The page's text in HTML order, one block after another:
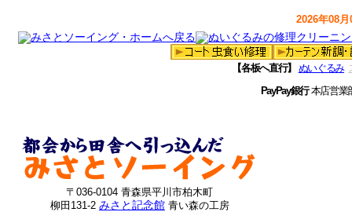
2026年08
【各板へ直行】 ぬいぐるみ
PayPay銀行本店営
〒036-0104 青森県平川市柏木町
柳田131-2 みさと記念館 青い森の工房